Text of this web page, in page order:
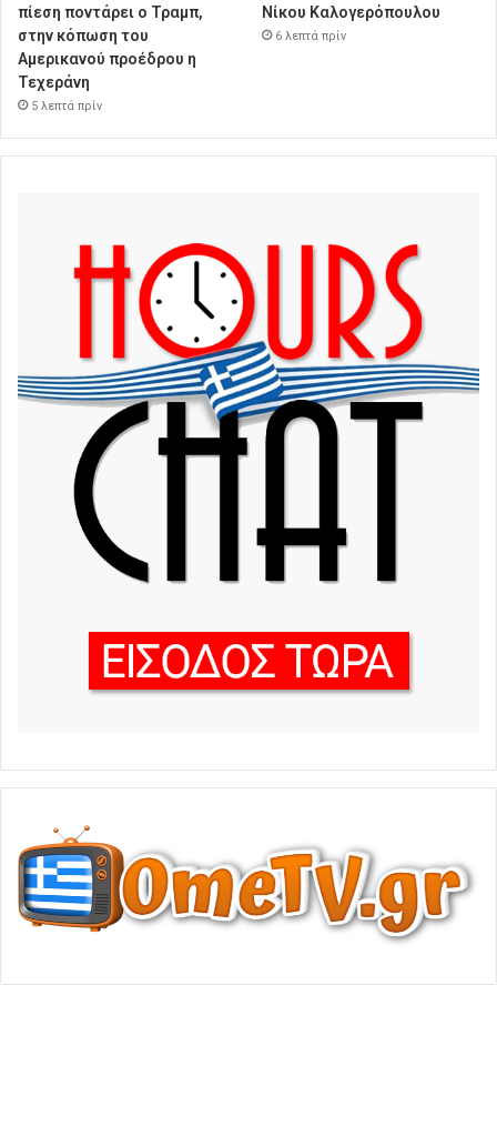
πίεση ποντάρει ο Τραμπ,
στην κόπωση του
Αμερικανού προέδρου η
Τεχεράνη
5 λεπτά πρίν
Νίκου Καλογερόπουλου
6 λεπτά πρίν